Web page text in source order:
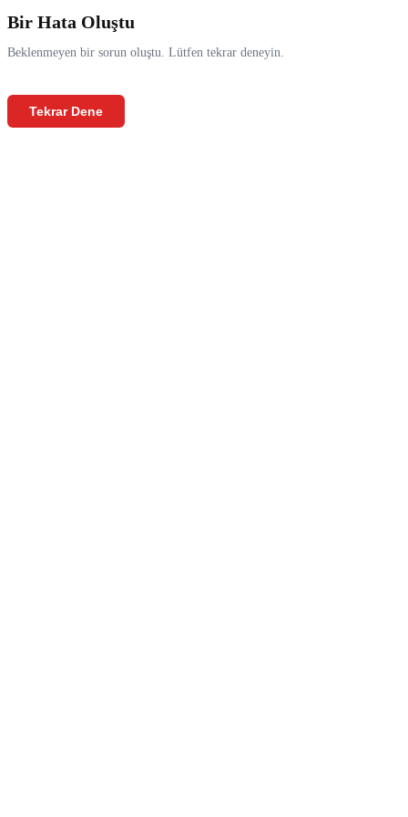
Bir Hata Oluştu
Beklenmeyen bir sorun oluştu. Lütfen tekrar deneyin.
Tekrar Dene